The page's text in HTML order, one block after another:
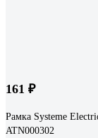
161 ₽
Рамка Systeme
ATN000302